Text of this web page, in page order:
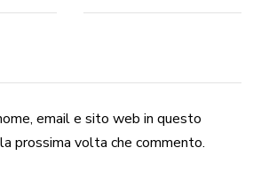
email e sito web in questo
prossima volta che commento.